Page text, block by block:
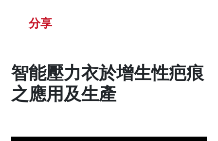
分享
智能壓力衣於增生性疤痕
之應用及生產